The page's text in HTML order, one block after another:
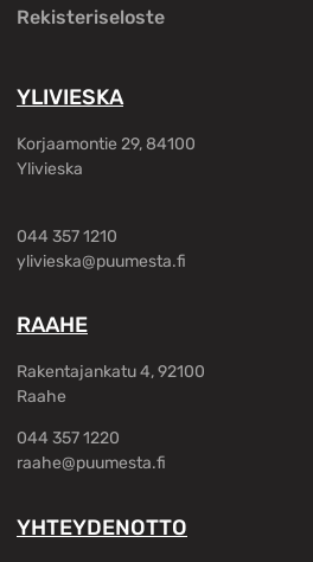
Rekisteriseloste
YLIVIESKA
Korjaamontie 29, 84100
Ylivieska
044 357 1210
ylivieska@puumesta.fi
RAAHE
Rakentajankatu 4, 92100
Raahe
044 357 1220
raahe@puumesta.fi
YHTEYDENOTTO